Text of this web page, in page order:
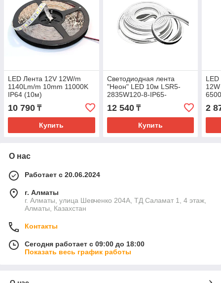
LED Лента 12V 12W/m
1140Lm/m 10mm 11000K
IP64 (10м)
10 790 ₸
Купить
Светодиодная лента
"Неон" LED 10м LSR5-
2835W120-8-IP65-
220В-6500K+драйвер IEK
12 540₸
Купить
2
О нас
Работает с 20.06.2024
г. Алматы
г. Алматы, улица Шевченко 204А, ТД Саламат 1, 4 этаж,
Алматы, Казахстан
Контакты
Сегодня работает с 09:00 до 18:00
Показать весь график работы